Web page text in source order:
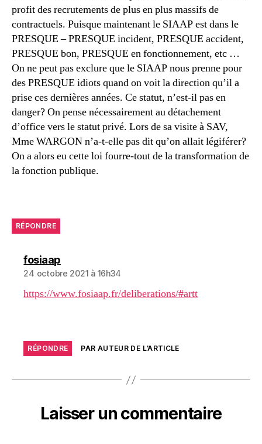
profit des recrutements de plus en plus massifs de
contractuels. Puisque maintenant le SIAAP est dans le
PRESQUE – PRESQUE incident, PRESQUE accident,
PRESQUE bon, PRESQUE en fonctionnement, etc …
On ne peut pas exclure que le SIAAP nous prenne pour
des PRESQUE idiots quand on voit la direction qu’il a
prise ces dernières années. Ce statut, n’est-il pas en
danger? On pense nécessairement au détachement
d’office vers le statut privé. Lors de sa visite à SAV,
Mme WARGON n’a-t-elle pas dit qu’on allait légiférer?
On a alors eu cette loi fourre-tout de la transformation de
la fonction publique.
RÉPONDRE
fosiaapdit :
24 octobre 2021 à 16h34
https://www.fosiaap.fr/deliberations/#artt
RÉPONDRE PAR AUTEUR DE L’ARTICLE
Laisser un commentaire